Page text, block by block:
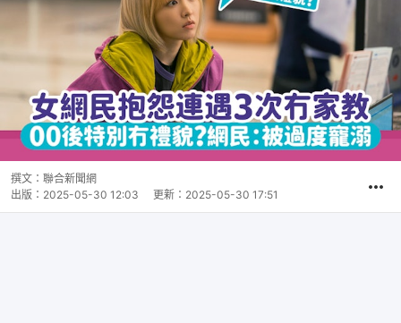
撰文： 聯合新聞網
出版： 2025-05-30 12:03 更新： 2025-05-30 17:51